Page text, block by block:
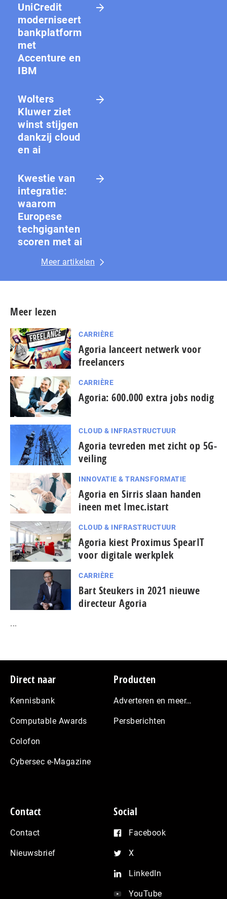
UniCredit
moderniseert
bankplatform
met
Accenture en
IBM
Wolters
Kluwer ziet
winst stijgen
dankzij cloud
en ai
Kwestie van
integratie:
waarom
Europese
techgiganten
scoren met ai
Meer artikelen
Meer lezen
CARRIÈRE
Agoria lanceert netwerk voor
freelancers
CARRIÈRE
Agoria: 600.000 extra jobs nodig
CLOUD & INFRASTRUCTUUR
Agoria tevreden met zicht op 5G-
veiling
INNOVATIE & TRANSFORMATIE
Agoria en Sirris slaan handen
ineen met Imec.istart
CLOUD & INFRASTRUCTUUR
Agoria kiest Proximus SpearIT
voor digitale werkplek
CARRIÈRE
Bart Steukers in 2021 nieuwe
directeur Agoria
...
Footer
Direct naar
Kennisbank
Computable Awards
Colofon
Cybersec e-Magazine
Producten
Adverteren en meer…
Persberichten
Contact
Contact
Nieuwsbrief
Social
Facebook
X
LinkedIn
YouTube